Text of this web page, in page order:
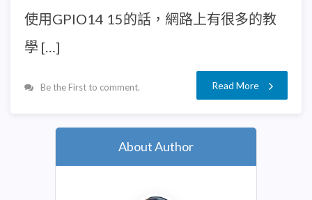
使用GPIO14 15的話，網路上有很多的教
學 […]
Be the First to comment. Read More
About Author